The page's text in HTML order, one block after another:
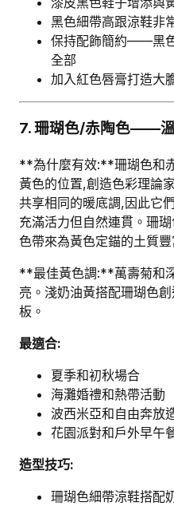
黑色細帶高跟涼鞋非
保持配飾簡約——黑
全部
加入紅色唇膏打造大
7. 珊瑚色/赤陶色——
**為什麼有效:**珊瑚色和
黃色的位置,創造色彩理論
共享相同的暖底調,因此
充滿活力但自然連貫。珊
色帶來為黃色定錨的土質豐
**最佳黃色調:**萬壽菊和
亮。淺奶油黃搭配珊瑚色
板。
最適合:
夏季和初秋場合
海灘婚禮和熱帶活動
波西米亞和自由奔放
花園派對和戶外早午
造型技巧:
珊瑚色細帶涼鞋搭配